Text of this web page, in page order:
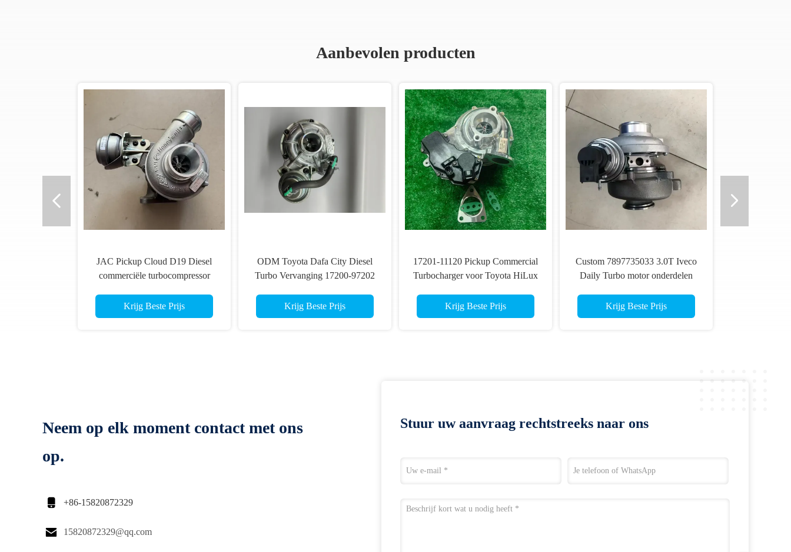
Aanbevolen producten
JAC Pickup Cloud D19 Diesel
commerciële turbocompressor
Krijg Beste Prijs
ODM Toyota Dafa City Diesel
Turbo Vervanging 17200-97202
Krijg Beste Prijs
17201-11120 Pickup Commercial
Turbocharger voor Toyota HiLux
Krijg Beste Prijs
Custom 7897735033 3.0T Iveco
Daily Turbo motor onderdelen
Krijg Beste Prijs
Neem op elk moment contact met ons
op.
 +86-15820872329
 15820872329@qq.com
Stuur uw aanvraag rechtstreeks naar ons